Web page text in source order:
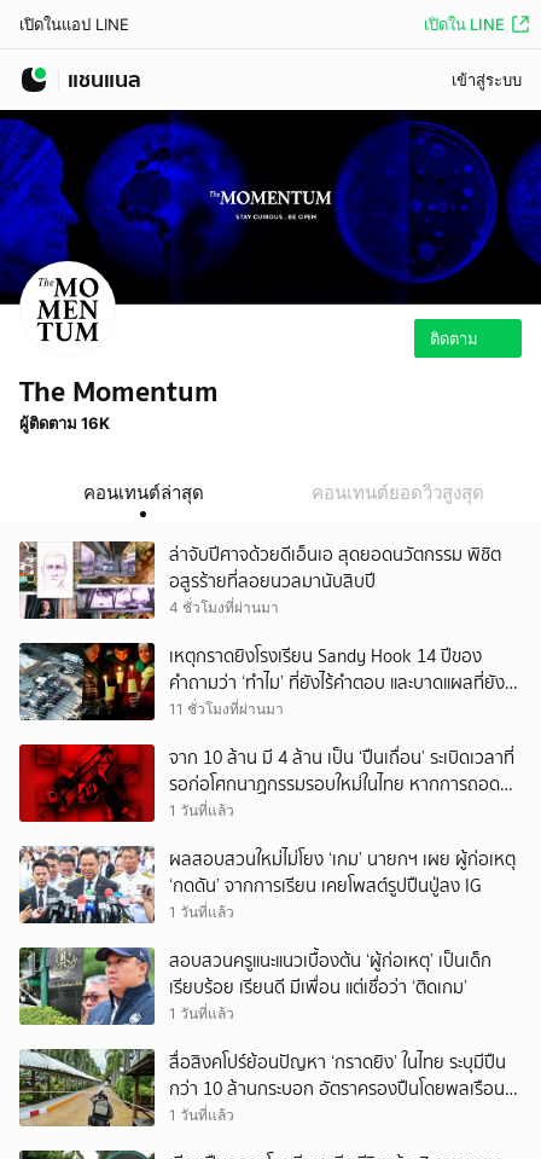
เปิดในแอป LINE เปิดใน LINE
แชนแนล เข้าสู่ระบบ
ติดตาม
The Momentum
ผู้ติดตาม 16K
คอนเทนต์ล่าสุด คอนเทนต์ยอดวิวสูงสุด
ล่าจับปีศาจด้วยดีเอ็นเอ สุดยอดนวัตกรรม พิชิต
อสูรร้ายที่ลอยนวลมานับสิบปี
4 ชั่วโมงที่ผ่านมา
เหตุกราดยิงโรงเรียน Sandy Hook 14 ปีของ
คำถามว่า ‘ทำไม’ ที่ยังไร้คำตอบ และบาดแผลที่ยัง
ทวงความรับผิดชอบไม่จบ
11 ชั่วโมงที่ผ่านมา
จาก 10 ล้าน มี 4 ล้าน เป็น ‘ปืนเถื่อน’ ระเบิดเวลาที่
รอก่อโศกนาฏกรรมรอบใหม่ในไทย หากการถอดบท
เรียนของรัฐเป็นเพียง ‘ลมปาก’
1 วันที่แล้ว
ผลสอบสวนใหม่ไม่โยง ‘เกม’ นายกฯ เผย ผู้ก่อเหตุ
‘กดดัน’ จากการเรียน เคยโพสต์รูปปืนปู่ลง IG
1 วันที่แล้ว
สอบสวนครูแนะแนวเบื้องต้น ‘ผู้ก่อเหตุ’ เป็นเด็ก
เรียบร้อย เรียนดี มีเพื่อน แต่เชื่อว่า ‘ติดเกม’
1 วันที่แล้ว
สื่อสิงคโปร์ย้อนปัญหา ‘กราดยิง’ ในไทย ระบุมีปืน
กว่า 10 ล้านกระบอก อัตราครองปืนโดยพลเรือน
สูงที่สุดในภูมิภาค
1 วันที่แล้ว